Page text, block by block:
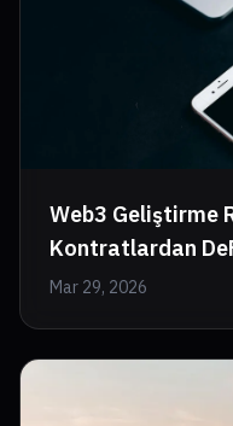
Web3 Geliştirme
Kontratlardan
Mar 29, 2026